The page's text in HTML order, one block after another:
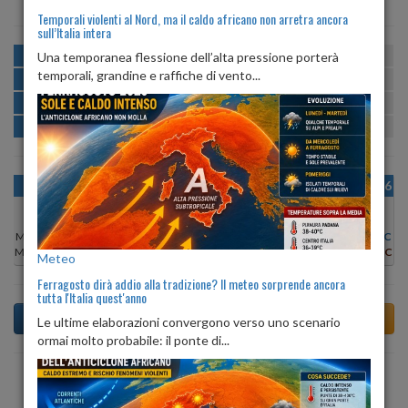
MATTINA min:20º max:30º U:
POMERIGGIO min:30º max:32º
SERA min:25º max:32º U:55% 73%
NOTTE min: 21º max:24º U:73%
OGGI
Min:
31°C
Max:33°C
MAR 11
Min:
Max:34°C
MER 12
Min:31°C
Max:32°C
GIO 13
Min:
30°C
Max:32°C
VEN 14
Max:31°C
SAB 15
Min:27°C
Max:30°C
DOM 16
28°C
Max:30°C
Previsioni del Tempo a Tivoli tra 3 giorni
Temporali violenti al Nord, ma il caldo africano non arretra ancora
sull’Italia intera
Una temporanea flessione dell’alta pressione porterà
temporali, grandine e raffiche di vento...
Meteo
Ferragosto dirà addio alla tradizione? Il meteo sorprende ancora
tutta l'Italia quest'anno
Le ultime elaborazioni convergono verso uno scenario
ormai molto probabile: il ponte di...